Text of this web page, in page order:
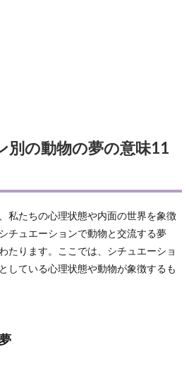
別の動物の夢の意味11
私たちの心理状態や内面の世界を象徴
チュエーションで動物と交流する夢
たります。ここでは、シチュエーショ
している心理状態や動物が象徴するも